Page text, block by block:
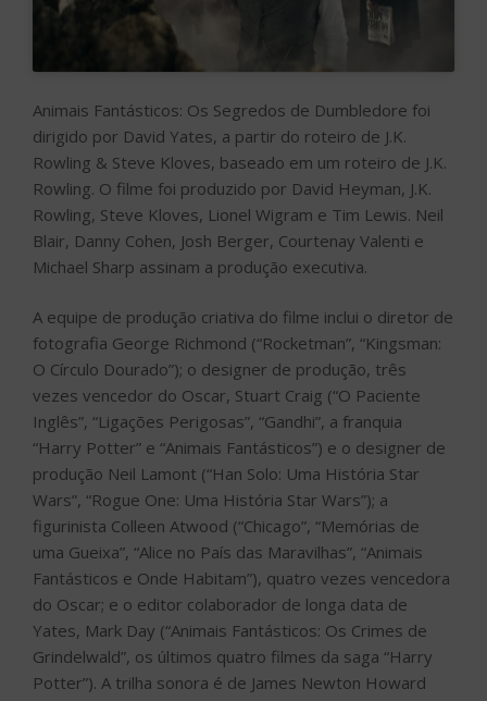
Blair, Danny Cohen, Josh Berger, Courtenay Valenti e
Michael Sharp assinam a produção executiva.
fotografia George Richmond (“Rocketman”, “Kingsman:
O Círculo Dourado”); o designer de produção, três
vezes vencedor do Oscar, Stuart Craig (“O Paciente
Inglês”, “Ligações Perigosas”, “Gandhi”, a franquia
“Harry Potter” e “Animais Fantásticos”) e o designer de
produção Neil Lamont (“Han Solo: Uma História Star
Wars”, “Rogue One: Uma História Star Wars”); a
uma Gueixa”, “Alice no País das Maravilhas”, “Animais
Fantásticos e Onde Habitam”), quatro vezes vencedora
do Oscar; e o editor colaborador de longa data de
Yates, Mark Day (“Animais Fantásticos: Os Crimes de
Grindelwald”, os últimos quatro filmes da saga “Harry
Potter”). A trilha sonora é de James Newton Howard
(“Relatos do Mundo”, “Animais Fantásticos: Os Crimes
de Grindelwald”, “Um Ato de Liberdade”, “Conduta de
Risco”, a franquia “Jogos Vorazes”).
A Warner Bros. Pictures apresenta uma produção
Heyday Films, um filme de David Yates, Animais
Fantásticos: Os Segredos de Dumbledore. Previsto
para estrear nos cinemas brasileiros a partir de 14 de
abril de 2022, o filme será distribuído mundialmente